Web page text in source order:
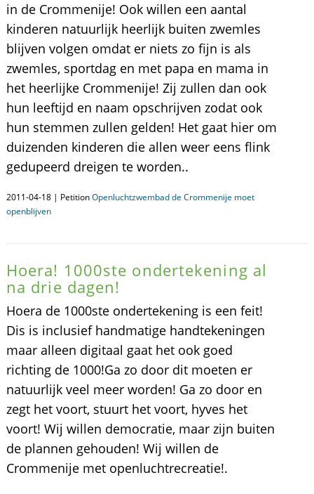
in de Crommenije! Ook willen een aantal
kinderen natuurlijk heerlijk buiten zwemles
blijven volgen omdat er niets zo fijn is als
zwemles, sportdag en met papa en mama in
het heerlijke Crommenije! Zij zullen dan ook
hun leeftijd en naam opschrijven zodat ook
hun stemmen zullen gelden! Het gaat hier om
duizenden kinderen die allen weer eens flink
gedupeerd dreigen te worden..
2011-04-18 | PetitionOpenluchtzwembad de Crommenije moet
openblijven
Hoera! 1000ste ondertekening al
na drie dagen!
Hoera de 1000ste ondertekening is een feit!
Dis is inclusief handmatige handtekeningen
maar alleen digitaal gaat het ook goed
richting de 1000!Ga zo door dit moeten er
natuurlijk veel meer worden! Ga zo door en
zegt het voort, stuurt het voort, hyves het
voort! Wij willen democratie, maar zijn buiten
de plannen gehouden! Wij willen de
Crommenije met openluchtrecreatie!.